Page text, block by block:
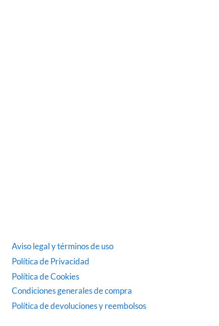
Aviso legal y términos de uso
Política de Privacidad
Política de Cookies
Condiciones generales de compra
Política de devoluciones y reembolsos